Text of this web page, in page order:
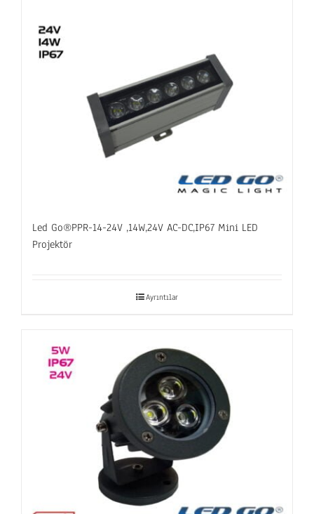
Led Go®PPR-14-24V ,14W,24V AC-DC,IP67 Mini LED
Projektör
Ayrıntılar